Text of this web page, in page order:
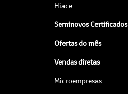
Hiace
Seminovos Certificados
Ofertas do mês
Vendas diretas
Microempresas